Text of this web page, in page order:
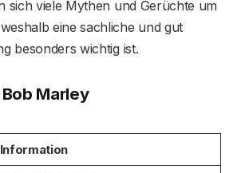
sich viele Mythen und Gerüchte um
eine sachliche und gut
besonders wichtig ist.
Marley
Information